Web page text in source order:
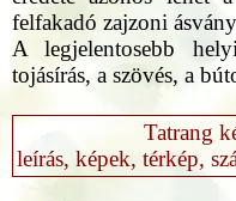
felfakadó zajzoni
A legjelentosebb
tojásírás, a szövés, a
Tatrang
leírás, képek, térkép,